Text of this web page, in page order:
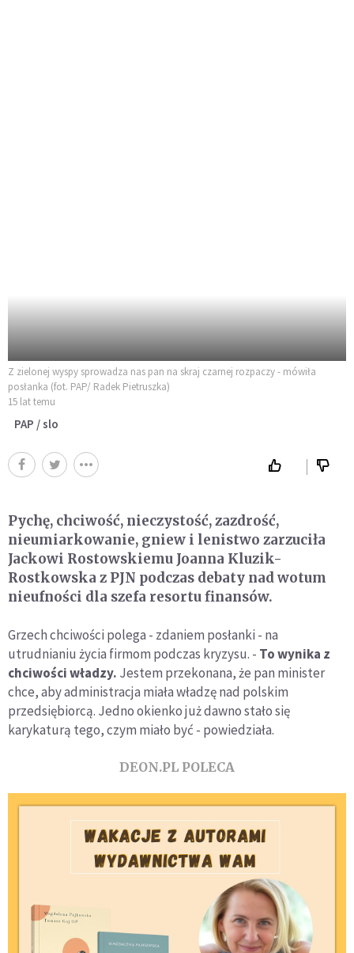
Z zielonej wyspy sprowadza nas pan na skraj czarnej rozpaczy - mówiła
posłanka (fot. PAP/ Radek Pietruszka)
15 lat temu
PAP / slo
Pychę, chciwość, nieczystość, zazdrość,
nieumiarkowanie, gniew i lenistwo zarzuciła
Jackowi Rostowskiemu Joanna Kluzik-
Rostkowska z PJN podczas debaty nad wotum
nieufności dla szefa resortu finansów.
Grzech chciwości polega - zdaniem posłanki - na
utrudnianiu życia firmom podczas kryzysu. - To wynika z
chciwości władzy. Jestem przekonana, że pan minister
chce, aby administracja miała władzę nad polskim
przedsiębiorcą. Jedno okienko już dawno stało się
karykaturą tego, czym miało być - powiedziała.
DEON.PL POLECA